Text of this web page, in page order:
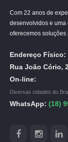
Com 22 anos de
desenvolvidos e
oferecemos
Endereço Físico:
Rua João Cório,
On-line:
Diversas cidades do
WhatsApp: (18)